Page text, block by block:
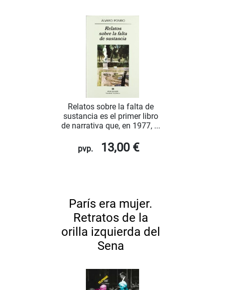
Relatos sobre la falta de
sustancia es el primer libro
de narrativa que, en 1977, ...
pvp. 13,00 €
París era mujer.
Retratos de la
orilla izquierda del
Sena